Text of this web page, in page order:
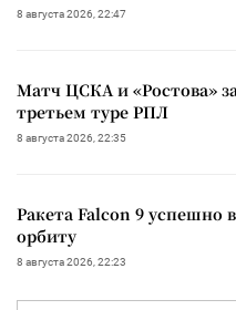
8 августа 2026, 22:47
Матч ЦСКА и «Ростова»
третьем туре РПЛ
8 августа 2026, 22:35
Ракета Falcon 9 успешно
орбиту
8 августа 2026, 22:23